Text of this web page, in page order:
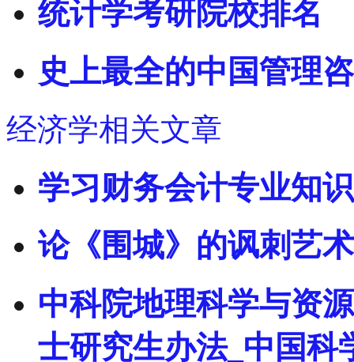
统计学考研院校排名
史上最全的中国管理
经济学相关文章
学习财务会计专业知
论《围城》的讽刺艺
中科院地理科学与资
士研究生办法_中国科